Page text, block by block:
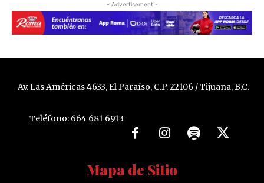
- Advertisement -
Av. Las Américas 4633, El Paraíso, C.P. 22106 / Tijuana, B.C.
Teléfono: 664 681 6913
Mapa de Sitio